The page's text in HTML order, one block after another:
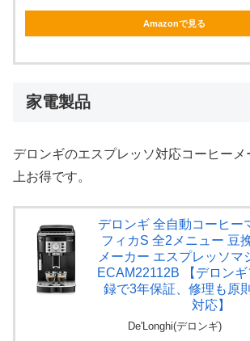
Amazonで見る
家電製品
デロンギのエスプレッソ対応コーヒーメ
上お得です。
デロンギ 全自動コーヒー
フィカS 全2メニュー 豆
メーカー エスプレッソマ
ECAM22112B 【デロン
録で3年保証、修理も原
対応】
De'Longhi(デロンギ)